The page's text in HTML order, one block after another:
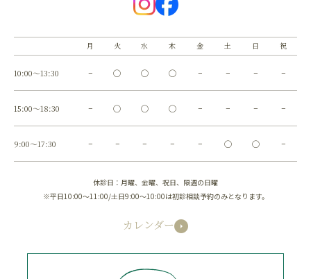
月 火 水 木 金 土 日 祝
10:00～13:30 − ◯ ◯ ◯ − − − −
15:00～18:30 − ◯ ◯ ◯ − − − −
9:00～17:30 − − − − − ◯ ◯ −
休診日：月曜、金曜、祝日、隔週の日曜
※平日10:00～11:00/土日9:00～10:00は初診相談予約のみとなります。
カレンダー